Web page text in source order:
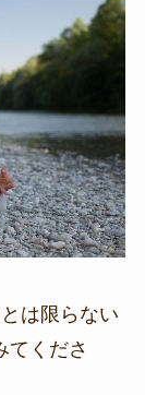
は限らない
てくださ